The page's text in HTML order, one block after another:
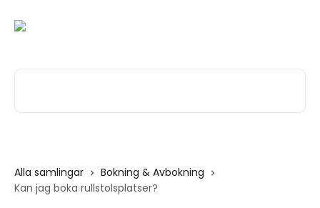
Alla samlingar
Bokning & Avbokning
Kan jag boka rullstolsplatser?